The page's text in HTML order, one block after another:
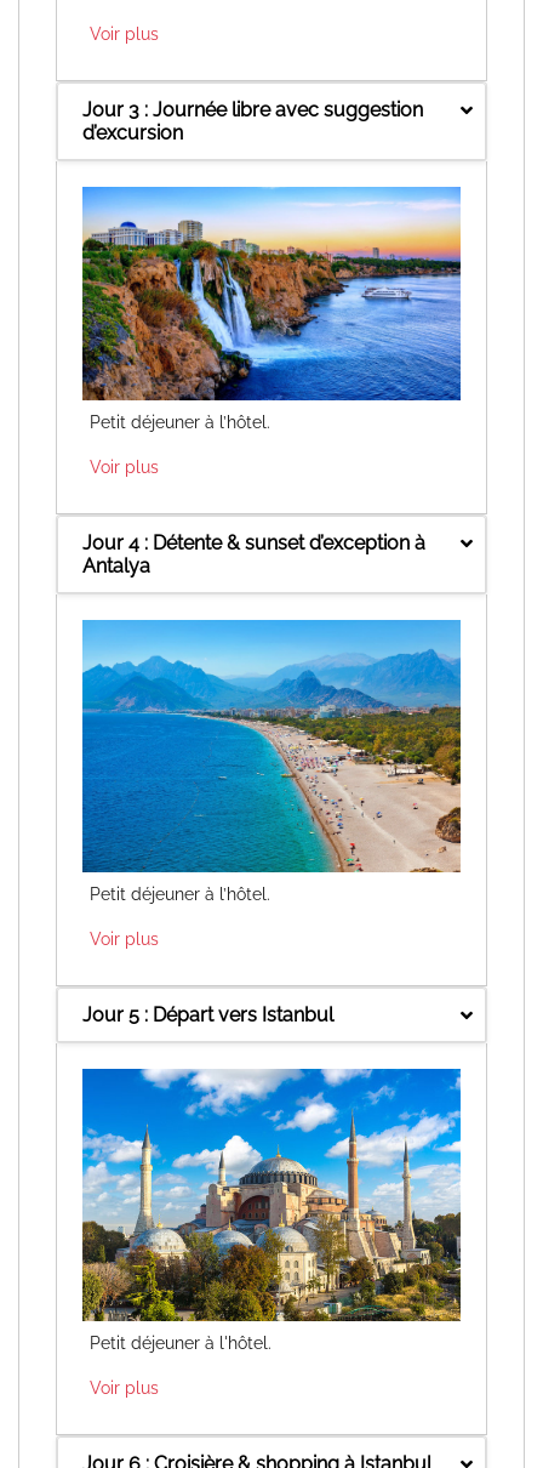
Voir plus
Jour 3 : Journée libre avec suggestion
d’excursion
Petit déjeuner à l’hôtel.
Voir plus
Jour 4 : Détente & sunset d’exception à
Antalya
Petit déjeuner à l’hôtel.
Voir plus
Jour 5 : Départ vers Istanbul
Petit déjeuner à l'hôtel.
Voir plus